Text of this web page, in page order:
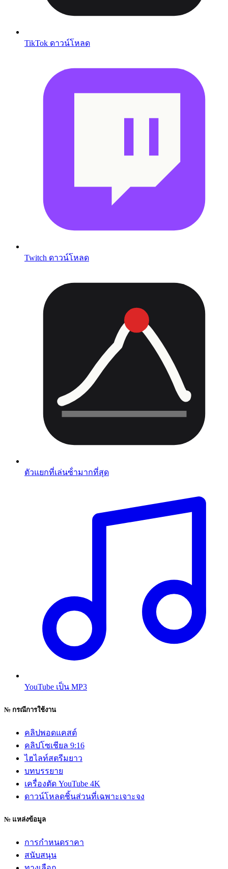
TikTok ดาวน์โหลด
Twitch ดาวน์โหลด
ตัวแยกที่เล่นซ้ํามากที่สุด
YouTube เป็น MP3
№ กรณีการใช้งาน
คลิปพอดแคสต์
คลิปโซเชียล 9:16
ไฮไลท์สตรีมยาว
บทบรรยาย
เครื่องตัด YouTube 4K
ดาวน์โหลดชิ้นส่วนที่เฉพาะเจาะจง
№ แหล่งข้อมูล
การกำหนดราคา
สนับสนุน